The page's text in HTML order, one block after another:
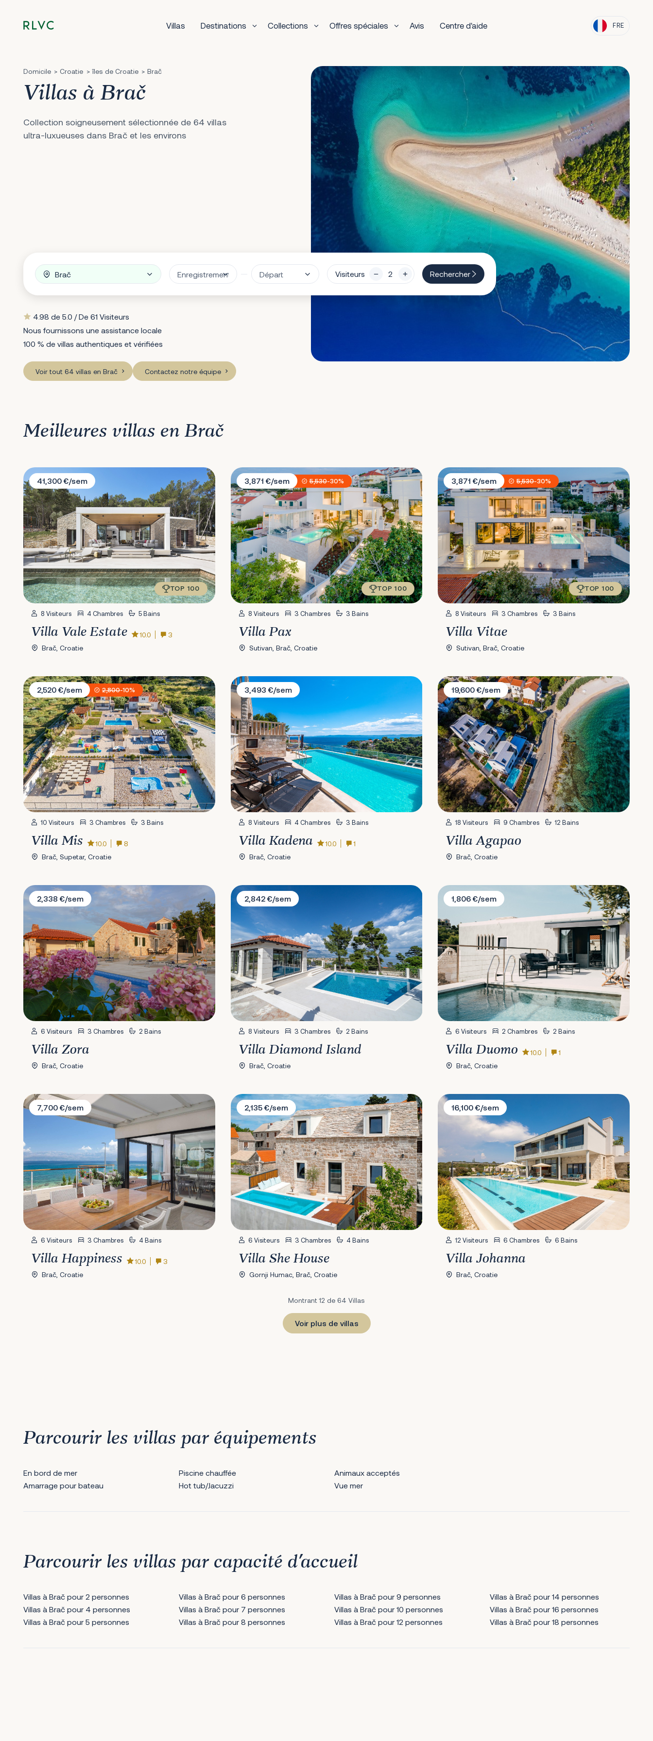
Villas Destinations Collections Offres spéciales Avis Centre d'aide FRE
Domicile Croatie îles de Croatie Brač
Villas à Brač
Collection soigneusement sélectionnée de 64 villas
ultra-luxueuses dans Brač et les environs
Visiteurs Rechercher
4.98 de 5.0 / De 61 Visiteurs
Nous fournissons une assistance locale
100 % de villas authentiques et vérifiées
Voir tout 64 villas en Brač Contactez notre équipe
Meilleures villas en Brač
Villa Vale Estate
41,300 €/sem
TOP 100
8 Visiteurs 4 Chambres 5 Bains
Villa Vale Estate 10.0
3
Brač, Croatie
Villa Pax
3,871 €/sem
5,530-30%
TOP 100
8 Visiteurs 3 Chambres 3 Bains
Villa Pax
Sutivan, Brač, Croatie
Villa Vitae
3,871 €/sem
5,530-30%
TOP 100
8 Visiteurs 3 Chambres 3 Bains
Villa Vitae
Sutivan, Brač, Croatie
Villa Mis
2,520 €/sem
2,800-10%
10 Visiteurs 3 Chambres 3 Bains
Villa Mis 10.0
8
Brač, Supetar, Croatie
Villa Kadena
3,493 €/sem
8 Visiteurs 4 Chambres 3 Bains
Villa Kadena 10.0
1
Brač, Croatie
Villa Agapao
19,600 €/sem
18 Visiteurs 9 Chambres 12 Bains
Villa Agapao
Brač, Croatie
Villa Zora
2,338 €/sem
6 Visiteurs 3 Chambres 2 Bains
Villa Zora
Brač, Croatie
Villa Diamond Island
2,842 €/sem
8 Visiteurs 3 Chambres 2 Bains
Villa Diamond Island
Brač, Croatie
Villa Duomo
1,806 €/sem
6 Visiteurs 2 Chambres 2 Bains
Villa Duomo 10.0
1
Brač, Croatie
Villa Happiness
7,700 €/sem
6 Visiteurs 3 Chambres 4 Bains
Villa Happiness 10.0
3
Brač, Croatie
Villa She House
2,135 €/sem
6 Visiteurs 3 Chambres 4 Bains
Villa She House
Gornji Humac, Brač, Croatie
Villa Johanna
16,100 €/sem
12 Visiteurs 6 Chambres 6 Bains
Villa Johanna
Brač, Croatie
Montrant 12 de 64 Villas
Voir plus de villas
Parcourir les villas par équipements
En bord de mer
Amarrage pour bateau
Piscine chauffée
Hot tub/Jacuzzi
Animaux acceptés
Vue mer
Parcourir les villas par capacité d’accueil
Villas à Brač pour 2 personnes
Villas à Brač pour 4 personnes
Villas à Brač pour 5 personnes
Villas à Brač pour 6 personnes
Villas à Brač pour 7 personnes
Villas à Brač pour 8 personnes
Villas à Brač pour 9 personnes
Villas à Brač pour 10 personnes
Villas à Brač pour 12 personnes
Villas à Brač pour 14 personnes
Villas à Brač pour 16 personnes
Villas à Brač pour 18 personnes